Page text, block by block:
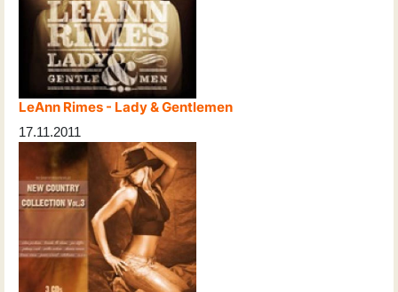
LeAnn Rimes - Lady & Gentlemen
17.11.2011